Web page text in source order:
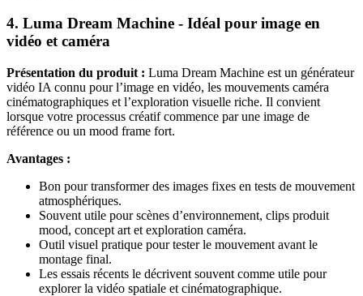
4. Luma Dream Machine - Idéal pour image en
vidéo et caméra
Présentation du produit : Luma Dream Machine est un générateur
vidéo IA connu pour l’image en vidéo, les mouvements caméra
cinématographiques et l’exploration visuelle riche. Il convient
lorsque votre processus créatif commence par une image de
référence ou un mood frame fort.
Avantages :
Bon pour transformer des images fixes en tests de mouvement
atmosphériques.
Souvent utile pour scènes d’environnement, clips produit
mood, concept art et exploration caméra.
Outil visuel pratique pour tester le mouvement avant le
montage final.
Les essais récents le décrivent souvent comme utile pour
explorer la vidéo spatiale et cinématographique.